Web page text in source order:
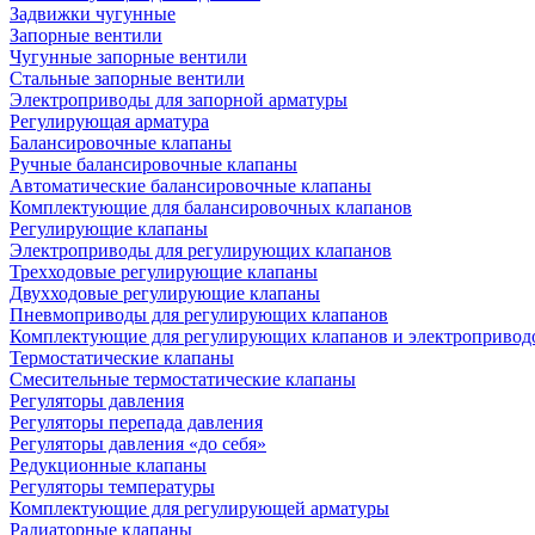
Задвижки чугунные
Запорные вентили
Чугунные запорные вентили
Стальные запорные вентили
Электроприводы для запорной арматуры
Регулирующая арматура
Балансировочные клапаны
Ручные балансировочные клапаны
Автоматические балансировочные клапаны
Комплектующие для балансировочных клапанов
Регулирующие клапаны
Электроприводы для регулирующих клапанов
Трехходовые регулирующие клапаны
Двухходовые регулирующие клапаны
Пневмоприводы для регулирующих клапанов
Комплектующие для регулирующих клапанов и
Термостатические клапаны
Смесительные термостатические клапаны
Регуляторы давления
Регуляторы перепада давления
Регуляторы давления «до себя»
Редукционные клапаны
Регуляторы температуры
Комплектующие для регулирующей арматуры
Радиаторные клапаны